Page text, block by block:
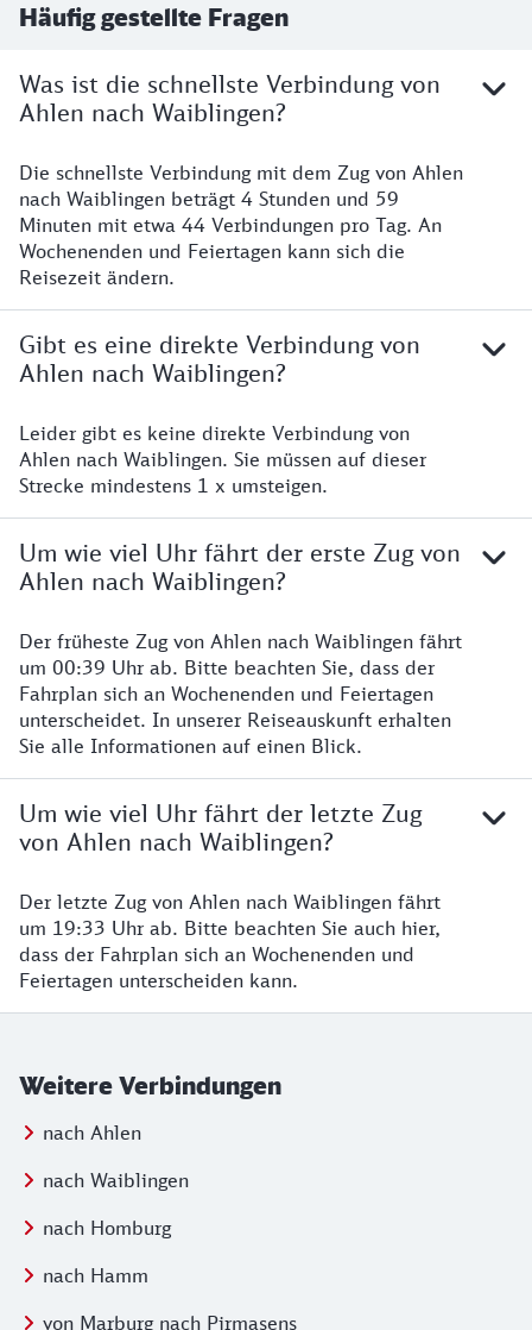
Häufig gestellte Fragen
Was ist die schnellste Verbindung von
Ahlen nach Waiblingen?
Die schnellste Verbindung mit dem Zug von Ahlen
nach Waiblingen beträgt 4 Stunden und 59
Minuten mit etwa 44 Verbindungen pro Tag. An
Wochenenden und Feiertagen kann sich die
Reisezeit ändern.
Gibt es eine direkte Verbindung von
Ahlen nach Waiblingen?
Leider gibt es keine direkte Verbindung von
Ahlen nach Waiblingen. Sie müssen auf dieser
Strecke mindestens 1 x umsteigen.
Um wie viel Uhr fährt der erste Zug von
Ahlen nach Waiblingen?
Der früheste Zug von Ahlen nach Waiblingen fährt
um 00:39 Uhr ab. Bitte beachten Sie, dass der
Fahrplan sich an Wochenenden und Feiertagen
unterscheidet. In unserer Reiseauskunft erhalten
Sie alle Informationen auf einen Blick.
Um wie viel Uhr fährt der letzte Zug
von Ahlen nach Waiblingen?
Der letzte Zug von Ahlen nach Waiblingen fährt
um 19:33 Uhr ab. Bitte beachten Sie auch hier,
dass der Fahrplan sich an Wochenenden und
Feiertagen unterscheiden kann.
Weitere Verbindungen
nach Ahlen
nach Waiblingen
nach Homburg
nach Hamm
von Marburg nach Pirmasens